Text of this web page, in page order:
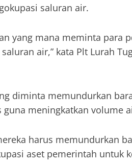
saluran air.
yang mana meminta para
air,” kata Plt Lurah
diminta memundurkan
meningkatkan volume
harus memundurkan
aset pemerintah untuk